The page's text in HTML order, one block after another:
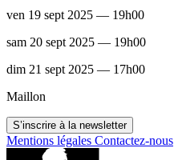
ven 19 sept 2025 — 19h00
sam 20 sept 2025 — 19h00
dim 21 sept 2025 — 17h00
Maillon
S’inscrire à la newsletter
Mentions légales Contactez-nous